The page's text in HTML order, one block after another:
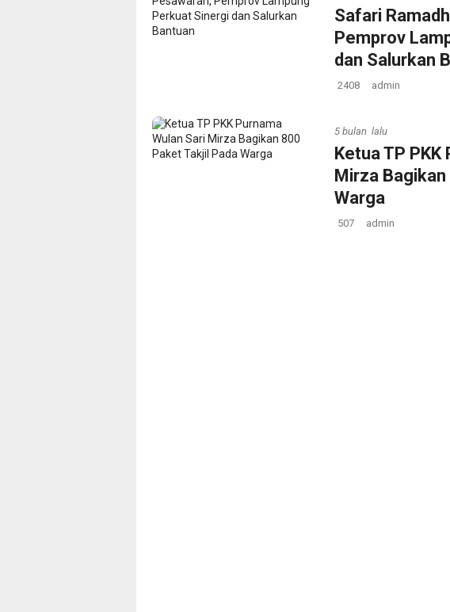
Safari
Pemprov
dan Salurkan
2408 admin
5 bulan lalu
Ketua TP PKK
Mirza
Warga
507 admin